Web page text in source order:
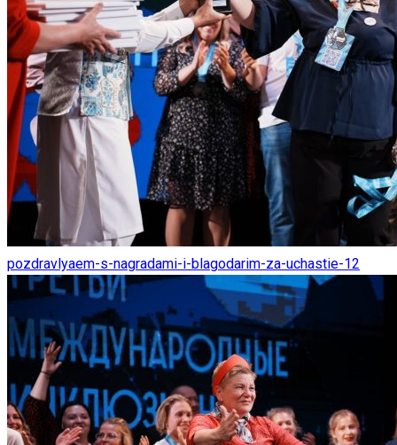
pozdravlyaem-s-nagradami-i-blagodarim-za-uchastie-12